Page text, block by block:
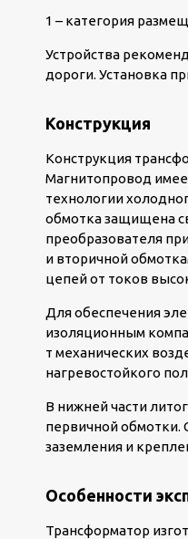
1 – категория
Устройства
дороги. Установка
Конструкция
Конструкция
Магнитопровод
технологии
обмотка защищена
преобразователя
и вторичной
цепей от токов
Для обеспечения
изоляционным
т механических
нагревостойкого
В нижней части
первичной обмотки.
заземления и
Особенности
Трансформатор